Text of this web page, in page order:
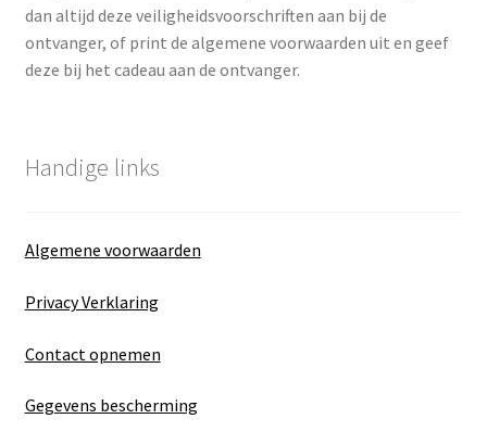
dan altijd deze veiligheidsvoorschriften aan bij de
ontvanger, of print de algemene voorwaarden uit en geef
deze bij het cadeau aan de ontvanger.
Handige links
Algemene voorwaarden
Privacy Verklaring
Contact opnemen
Gegevens bescherming